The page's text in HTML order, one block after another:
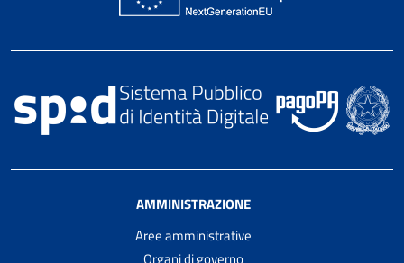
AMMINISTRAZIONE
Aree amministrative
Organi di governo